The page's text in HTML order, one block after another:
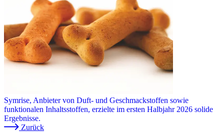
Symrise, Anbieter von Duft- und Geschmackstoffen sowie
funktionalen Inhaltsstoffen, erzielte im ersten Halbjahr 2026 solide
Ergebnisse.
Zurück